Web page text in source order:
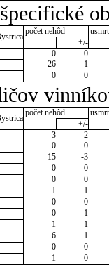
počet nehôd
+/-
0
0
26
-1
0 0
počet nehôd
+/-
3
2
0
0
15
-3
0
0
0
0
1
1
0
0
0
-1
1
1
6
1
0
0
1 0